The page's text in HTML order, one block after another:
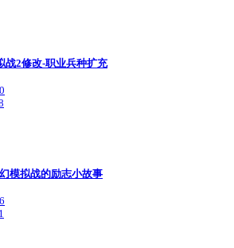
战2修改-职业兵种扩充
模拟战的励志小故事